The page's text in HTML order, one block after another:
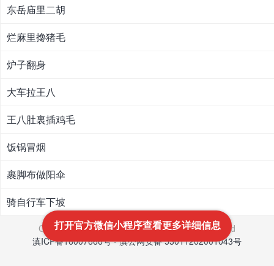
东岳庙里二胡
烂麻里搀猪毛
炉子翻身
大车拉王八
王八肚裏插鸡毛
饭锅冒烟
裹脚布做阳伞
骑自行车下坡
Copyright © 2021-2022文笔网All Rights Reserved
滇ICP备16007666号-滇公网安备 53011202001043号
打开官方微信小程序查看更多详细信息